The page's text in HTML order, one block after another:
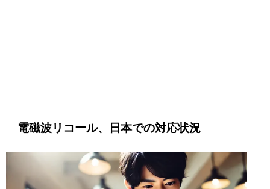
電磁波リコール、日本での対応状況